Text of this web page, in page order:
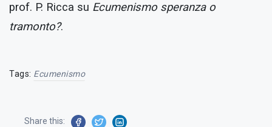
prof. P. Ricca su Ecumenismo speranza o
tramonto?.
Tags: Ecumenismo
Share this: